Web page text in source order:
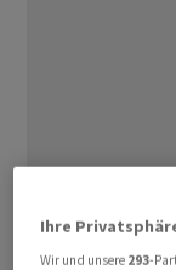
Ihre
Wir und unsere 293-